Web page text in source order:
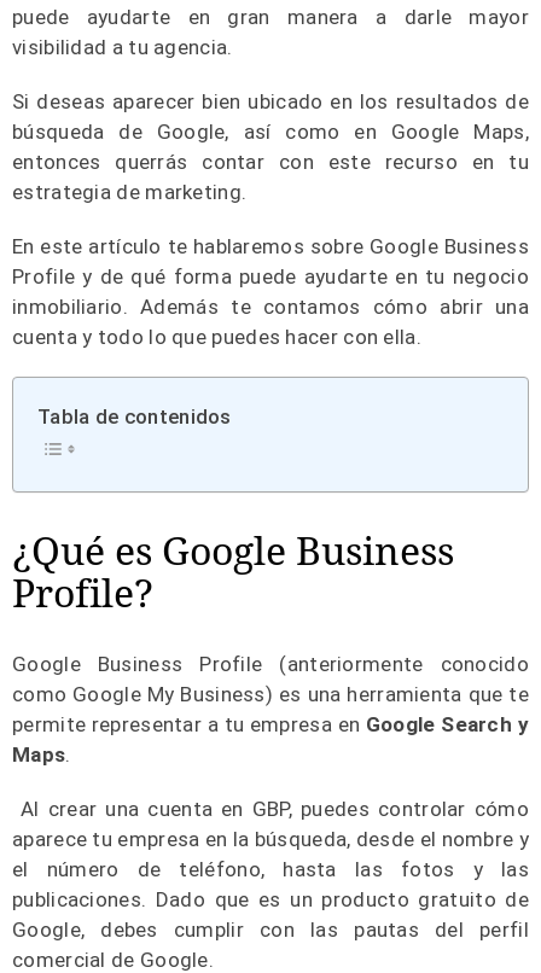
puede ayudarte en gran manera a darle mayor
visibilidad a tu agencia.
Si deseas aparecer bien ubicado en los resultados de
búsqueda de Google, así como en Google Maps,
entonces querrás contar con este recurso en tu
estrategia de marketing.
En este artículo te hablaremos sobre Google Business
Profile y de qué forma puede ayudarte en tu negocio
inmobiliario. Además te contamos cómo abrir una
cuenta y todo lo que puedes hacer con ella.
Tabla de contenidos
¿Qué es Google Business
Profile?
Google Business Profile (anteriormente conocido
como Google My Business) es una herramienta que te
permite representar a tu empresa en Google Search y
Maps.
Al crear una cuenta en GBP, puedes controlar cómo
aparece tu empresa en la búsqueda, desde el nombre y
el número de teléfono, hasta las fotos y las
publicaciones. Dado que es un producto gratuito de
Google, debes cumplir con las pautas del perfil
comercial de Google.